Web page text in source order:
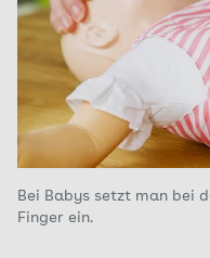
Bei Babys setzt man bei
Finger ein.